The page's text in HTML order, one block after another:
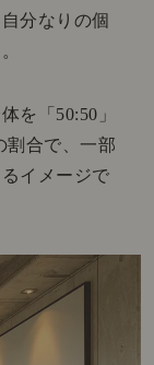
分なりの個
を「50:50」
割合で、一部
イメージで